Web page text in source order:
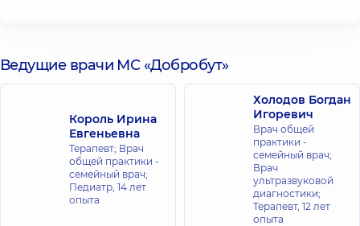
Ведущие врачи МС «Добробут»
Король Ирина
Евгеньевна
Терапевт; Врач
общей практики -
семейный врач;
Педиатр, 14 лет
опыта
Холодов Богдан
Игоревич
Врач общей
практики -
семейный врач;
Врач
ультразвуковой
диагностики;
Терапевт, 12 лет
опыта